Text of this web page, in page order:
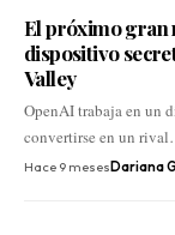
El próximo gran
dispositivo
Valley
OpenAI trabaja en un
convertirse en un
Hace 9 mesesDariana